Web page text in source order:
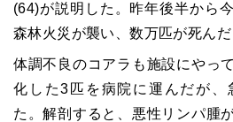
(64)が説明した。昨年後半から
森林火災が襲い、数万匹が死んだ
体調不良のコアラも施設にやっ
化した3匹を病院に運んだが、
た。解剖すると、悪性リンパ腫